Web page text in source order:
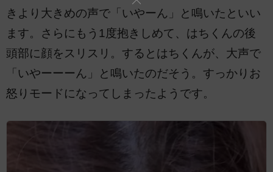
きより大きめの声で「いやーん」と鳴いたといい
ます。さらにもう1度抱きしめて、はちくんの後
頭部に顔をスリスリ。するとはちくんが、大声で
「いやーーーん」と鳴いたのだそう。すっかりお
怒りモードになってしまったようです。